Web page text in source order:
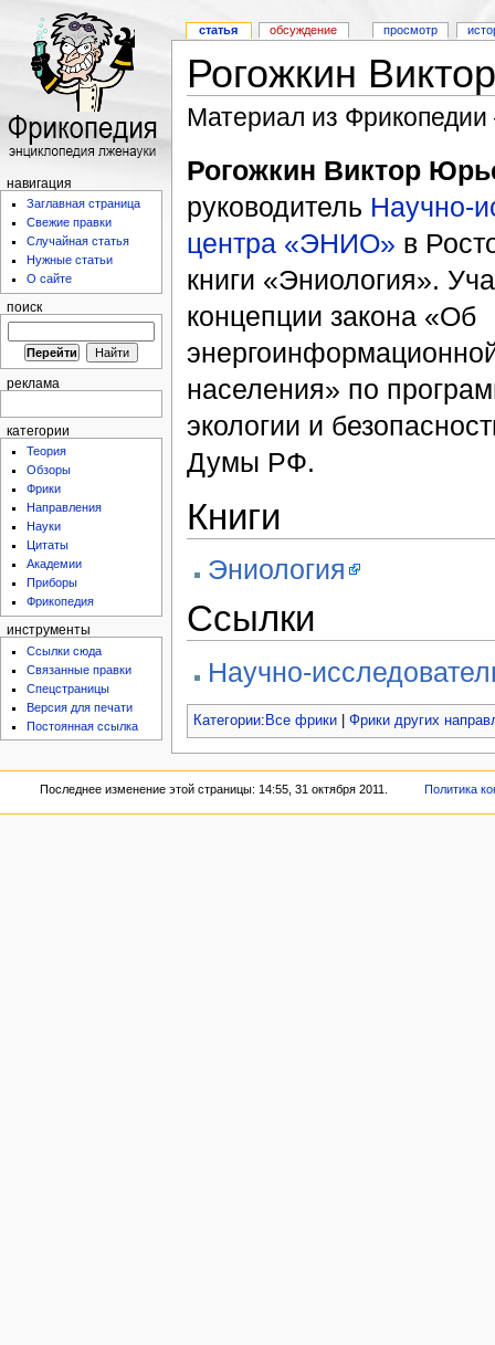
статья обсуждение просмотр
навигация
Заглавная страница
Свежие правки
Случайная статья
Нужные статьи
О сайте
поиск
реклама
категории
Теория
Обзоры
Фрики
Направления
Науки
Цитаты
Академии
Приборы
Фрикопедия
инструменты
Ссылки сюда
Связанные правки
Спецстраницы
Версия для печати
Постоянная ссылка
Рогожкин
Материал из
Рогожкин Виктор
руководитель Научно-
центра «ЭНИО» в
книги «Эниология».
концепции закона «Об
населения» по
экологии и
Думы РФ.
Книги
Эниология
Ссылки
Научно-
Категории: Все фрики| Фрики других
Последнее изменение этой страницы: 14:55, 31 октября 2011. Политика